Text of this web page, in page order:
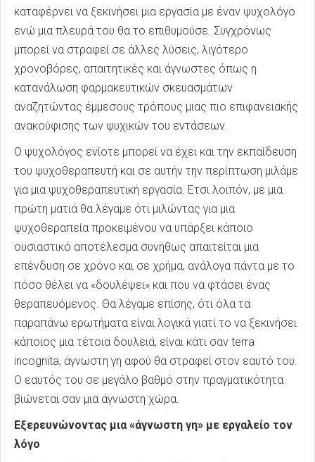
καταφέρνει να ξεκινήσει μια εργασία με έναν ψυχολόγο
ενώ μια πλευρά του θα το επιθυμούσε. Συγχρόνως
μπορεί να στραφεί σε άλλες λύσεις, λιγότερο
χρονοβόρες, απαιτητικές και άγνωστες όπως η
κατανάλωση φαρμακευτικών σκευασμάτων
αναζητώντας έμμεσους τρόπους μιας πιο επιφανειακής
ανακούφισης των ψυχικών του εντάσεων.
Ο ψυχολόγος ενίοτε μπορεί να έχει και την εκπαίδευση
του ψυχοθεραπευτή και σε αυτήν την περίπτωση μιλάμε
για μια ψυχοθεραπευτική εργασία. Ετσι λοιπόν, με μια
πρώτη ματιά θα λέγαμε ότι μιλώντας για μια
ψυχοθεραπεία προκειμένου να υπάρξει κάποιο
ουσιαστικό αποτέλεσμα συνήθως απαιτείται μια
επένδυση σε χρόνο και σε χρήμα, ανάλογα πάντα με το
πόσο θέλει να «δουλέψει» και που να φτάσει ένας
θεραπευόμενος. Θα λέγαμε επίσης, ότι όλα τα
παραπάνω ερωτήματα είναι λογικά γιατί το να ξεκινήσει
κάποιος μια τέτοια δουλειά, είναι κάτι σαν terra
incognita, άγνωστη γη αφού θα στραφεί στον εαυτό του.
Ο εαυτός του σε μεγάλο βαθμό στην πραγματικότητα
βιώνεται σαν μια άγνωστη χώρα.
Εξερευνώνοντας μια «άγνωστη γη» με εργαλείο τον
λόγο